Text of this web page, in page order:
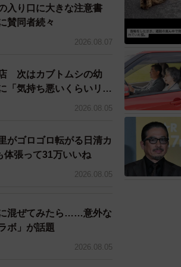
入り口に大きな注意書
賛同者続々
2026.08.07
次はカブトムシの幼
気持ち悪いくらいリア
2026.08.05
がゴロゴロ転がる日清カ
張って31万いいね
2026.08.05
混ぜてみたら……意外な
ボ」が話題
2026.08.05